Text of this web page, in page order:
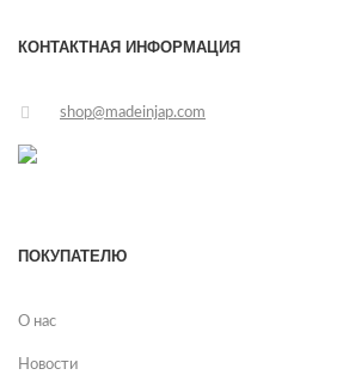
КОНТАКТНАЯ ИНФОРМАЦИЯ
shop@madeinjap.com
ПОКУПАТЕЛЮ
О нас
Новости